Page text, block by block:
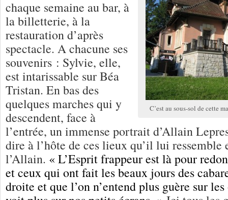
C’est au sous-sol de cette
chaque semaine au bar, à
la billetterie, à la
restauration d’après
spectacle. A chacune ses
souvenirs : Sylvie, elle,
est intarissable sur Béa
Tristan. En bas des
quelques marches qui y
descendent, face à
l’entrée, un immense portrait d’Allain
dire à l’hôte de ces lieux qu’il lui ressemble
l’Allain. « L’Esprit frappeur est là pour
et ceux qui ont fait les beaux jours des
droite et que l’on n’entend plus guère sur